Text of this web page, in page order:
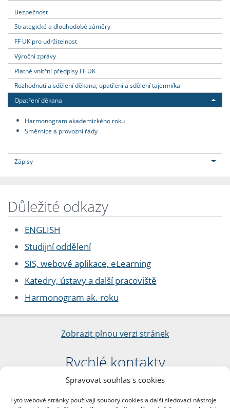
Spravovat souhlas s cookies
Tyto webové stránky používají soubory cookies a další sledovací nástroje
Bezpečnost
Strategické a dlouhodobé záměry
FF UK pro udržitelnost
Výroční zprávy
Platné vnitřní předpisy FF UK
Rozhodnutí a sdělení děkana, opatření a sdělení tajemníka
Opatření děkana
Harmonogram akademického roku
Směrnice a provozní řády
Zápisy
Důležité odkazy
ENGLISH
Studijní oddělení
SIS, webové aplikace, eLearning
Katedry, ústavy a další pracoviště
Harmonogram ak. roku
Zobrazit plnou verzi stránek
Rychlé kontakty
Filozofická fakulta
nám. Jana Palacha 1/2